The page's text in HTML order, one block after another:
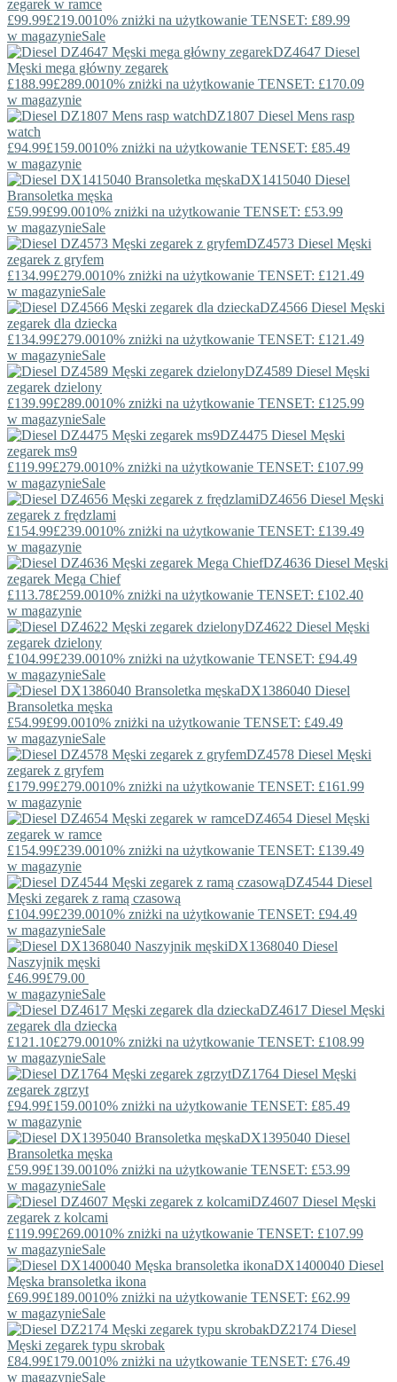
zegarek w ramce
£99.99£219.0010% zniżki na użytkowanie TENSET: £89.99
w magazynieSale
DZ4647 Diesel
Męski mega główny zegarek
£188.99£289.0010% zniżki na użytkowanie TENSET: £170.09
w magazynie
DZ1807 Diesel Mens rasp
watch
£94.99£159.0010% zniżki na użytkowanie TENSET: £85.49
w magazynie
DX1415040 Diesel
Bransoletka męska
£59.99£99.0010% zniżki na użytkowanie TENSET: £53.99
w magazynieSale
DZ4573 Diesel Męski
zegarek z gryfem
£134.99£279.0010% zniżki na użytkowanie TENSET: £121.49
w magazynieSale
DZ4566 Diesel Męski
zegarek dla dziecka
£134.99£279.0010% zniżki na użytkowanie TENSET: £121.49
w magazynieSale
DZ4589 Diesel Męski
zegarek dzielony
£139.99£289.0010% zniżki na użytkowanie TENSET: £125.99
w magazynieSale
DZ4475 Diesel Męski
zegarek ms9
£119.99£279.0010% zniżki na użytkowanie TENSET: £107.99
w magazynieSale
DZ4656 Diesel Męski
zegarek z frędzlami
£154.99£239.0010% zniżki na użytkowanie TENSET: £139.49
w magazynie
DZ4636 Diesel Męski
zegarek Mega Chief
£113.78£259.0010% zniżki na użytkowanie TENSET: £102.40
w magazynie
DZ4622 Diesel Męski
zegarek dzielony
£104.99£239.0010% zniżki na użytkowanie TENSET: £94.49
w magazynieSale
DX1386040 Diesel
Bransoletka męska
£54.99£99.0010% zniżki na użytkowanie TENSET: £49.49
w magazynieSale
DZ4578 Diesel Męski
zegarek z gryfem
£179.99£279.0010% zniżki na użytkowanie TENSET: £161.99
w magazynie
DZ4654 Diesel Męski
zegarek w ramce
£154.99£239.0010% zniżki na użytkowanie TENSET: £139.49
w magazynie
DZ4544 Diesel
Męski zegarek z ramą czasową
£104.99£239.0010% zniżki na użytkowanie TENSET: £94.49
w magazynieSale
DX1368040 Diesel
Naszyjnik męski
£46.99£79.00
w magazynieSale
DZ4617 Diesel Męski
zegarek dla dziecka
£121.10£279.0010% zniżki na użytkowanie TENSET: £108.99
w magazynieSale
DZ1764 Diesel Męski
zegarek zgrzyt
£94.99£159.0010% zniżki na użytkowanie TENSET: £85.49
w magazynie
DX1395040 Diesel
Bransoletka męska
£59.99£139.0010% zniżki na użytkowanie TENSET: £53.99
w magazynieSale
DZ4607 Diesel Męski
zegarek z kolcami
£119.99£269.0010% zniżki na użytkowanie TENSET: £107.99
w magazynieSale
DX1400040 Diesel
Męska bransoletka ikona
£69.99£189.0010% zniżki na użytkowanie TENSET: £62.99
w magazynieSale
DZ2174 Diesel
Męski zegarek typu skrobak
£84.99£179.0010% zniżki na użytkowanie TENSET: £76.49
w magazynieSale